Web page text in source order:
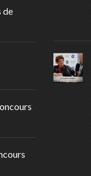
de